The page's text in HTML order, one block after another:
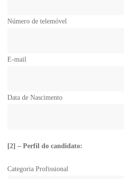
Número de telemóvel
E-mail
Data de Nascimento
[2] – Perfil do candidato:
Categoria Profissional